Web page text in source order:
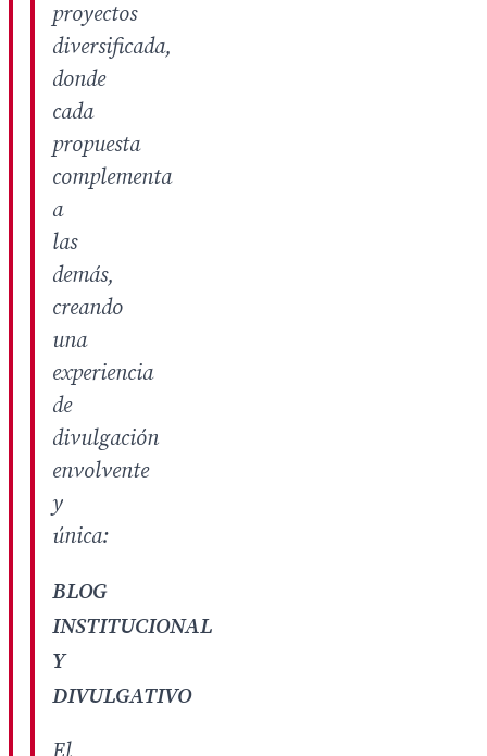
proyectos
diversificada,
donde
cada
propuesta
complementa
a
las
demás,
creando
una
experiencia
de
divulgación
envolvente
y
única:
BLOG
INSTITUCIONAL
Y
DIVULGATIVO